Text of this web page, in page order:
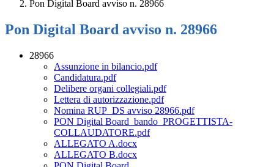
Pon Digital Board avviso n. 28966
Pon Digital Board avviso n. 28966
28966
Assunzione in bilancio.pdf
Candidatura.pdf
Delibere organi collegiali.pdf
Lettera di autorizzazione.pdf
Nomina RUP_DS avviso 28966.pdf
PON Digital Board_bando_PROGETTISTA-
COLLAUDATORE.pdf
ALLEGATO A.docx
ALLEGATO B.docx